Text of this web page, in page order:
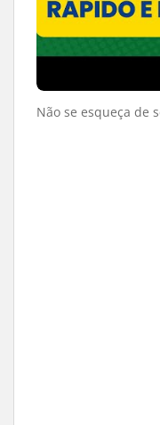
Não se esqueça de